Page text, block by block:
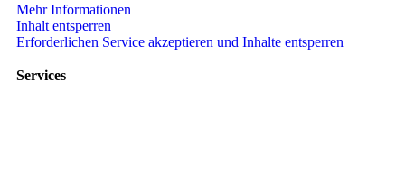
Mehr Informationen
Inhalt entsperren
Erforderlichen Service akzeptieren und Inhalte entsperren
Services